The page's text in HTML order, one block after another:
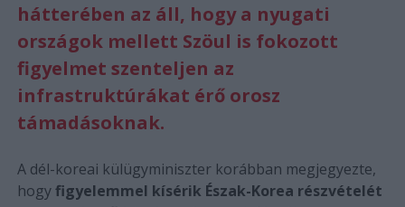
hátterében az áll, hogy a nyugati
országok mellett Szöul is fokozott
figyelmet szenteljen az
infrastruktúrákat érő orosz
támadásoknak.
A dél-koreai külügyminiszter korábban megjegyezte,
hogyfigyelemmel kísérik Észak-Korea részvételét